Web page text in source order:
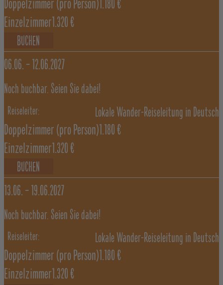
Doppelzimmer (pro Person) 1.180 €
Einzelzimmer1.320 €
BUCHEN
06.06. –12.06.2027
Noch buchbar. Seien Sie dabei!
Lokale Wander-Reiseleitung in Deutsch
Doppelzimmer (pro Person)1.180 €
Einzelzimmer1.320 €
BUCHEN
13.06. –19.06.2027
Noch buchbar. Seien Sie dabei!
Lokale Wander-Reiseleitung in Deutsch
Doppelzimmer (pro Person)1.180 €
Einzelzimmer1.320 €